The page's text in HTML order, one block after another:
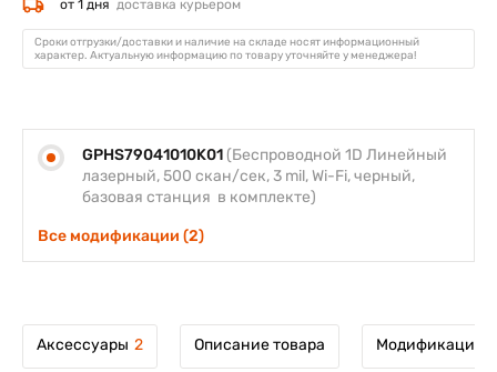
GPHS79041010K01 (Беспроводной 1D Линейный
лазерный, 500 скан/сек, 3 mil, Wi-Fi, черный,
базовая станция в комплекте)
Все модификации (2)
от 1 дня доставка курьером
Сроки отгрузки/доставки и наличие на складе носят информационный
характер. Актуальную информацию по товару уточняйте у менеджера!
Аксессуары 2 Описание товара Модификации